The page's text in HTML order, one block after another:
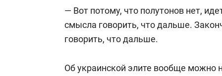
— Вот потому, что полутонов нет,
смысла говорить, что дальше.
говорить, что дальше.
Об украинской элите вообще можно